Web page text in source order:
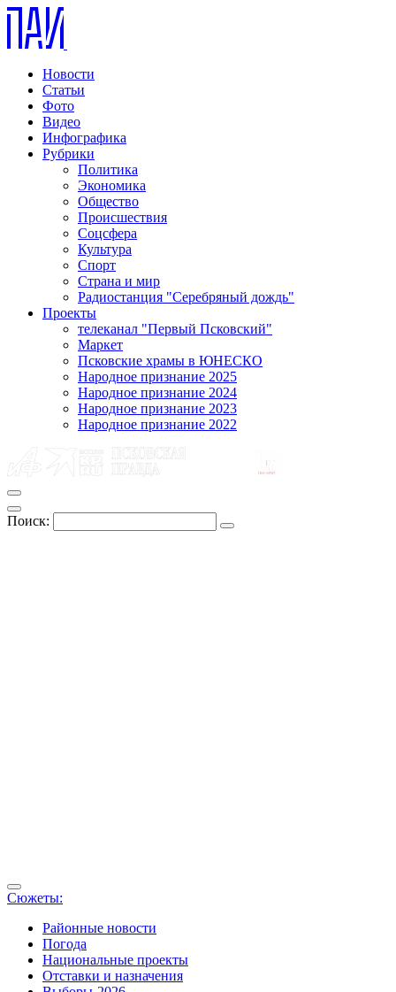
Новости
Статьи
Фото
Видео
Инфографика
Рубрики
Политика
Экономика
Общество
Происшествия
Соцсфера
Культура
Спорт
Страна и мир
Радиостанция "Серебряный дождь"
Проекты
телеканал "Первый Псковский"
Маркет
Псковские храмы в ЮНЕСКО
Народное признание 2025
Народное признание 2024
Народное признание 2023
Народное признание 2022
Поиск:
Сюжеты:
Районные новости
Погода
Национальные проекты
Отставки и назначения